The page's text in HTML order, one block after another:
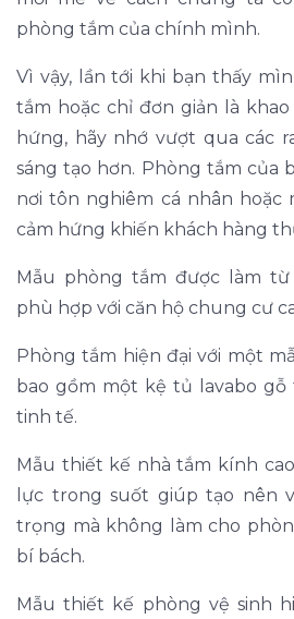
phòng tắm của chính mình.
Vì vậy, lần tới khi bạn thấy
tắm hoặc chỉ đơn giản là
hứng, hãy nhớ vượt qua các
sáng tạo hơn. Phòng tắm của
nơi tôn nghiêm cá nhân hoặc
cảm hứng khiến khách hàng
Mẫu phòng tắm được làm
phù hợp với căn hộ chung cư
Phòng tắm hiện đại với một
bao gồm một kệ tủ lavabo
tinh tế.
Mẫu thiết kế nhà tắm kính
lực trong suốt giúp tạo nên
trọng mà không làm cho
bí bách.
Mẫu thiết kế phòng vệ sinh